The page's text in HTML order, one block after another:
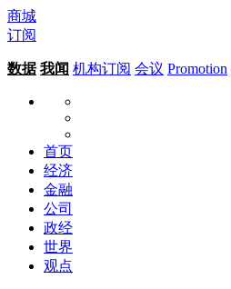
商城
订阅
数据 我闻 机构订阅 会议 Promotion
首页
经济
金融
公司
政经
世界
观点